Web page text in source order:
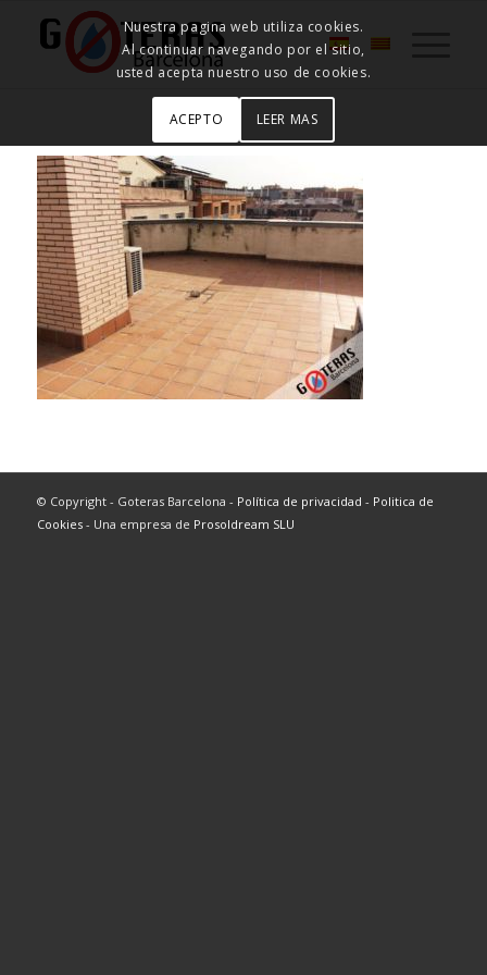
© Copyright - Goteras Barcelona - Política de privacidad - Politica de
Cookies- Una empresa de Prosoldream SLU
Nuestra pagina web utiliza cookies.
Al continuar navegando por el sitio,
usted acepta nuestro uso de cookies.
ACEPTO LEER MAS